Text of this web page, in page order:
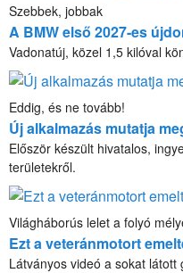
Szebbek, jobbak
A BMW első 2027-es
Vadonatúj, közel 1,5 kilóval
Eddig, és ne tovább!
Új alkalmazás mutatja
Először készült hivatalos,
területekről.
Világháborús lelet a folyó
Ezt a veteránmotort
Látványos videó a sokat látott